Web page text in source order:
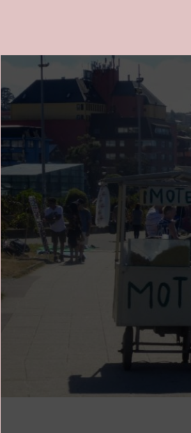
„CHINCHINEROS
PUCÓN“
VON
YOUTUBE
ANZEIGEN